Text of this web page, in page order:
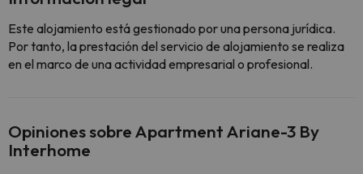
Este alojamiento está gestionado por una persona jurídica.
Por tanto, la prestación del servicio de alojamiento se realiza
en el marco de una actividad empresarial o profesional.
Opiniones sobre Apartment Ariane-3 By
Interhome